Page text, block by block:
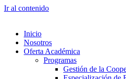
Ir al contenido
Inicio
Nosotros
Oferta Académica
Programas
Gestión de la